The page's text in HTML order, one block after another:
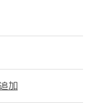
加